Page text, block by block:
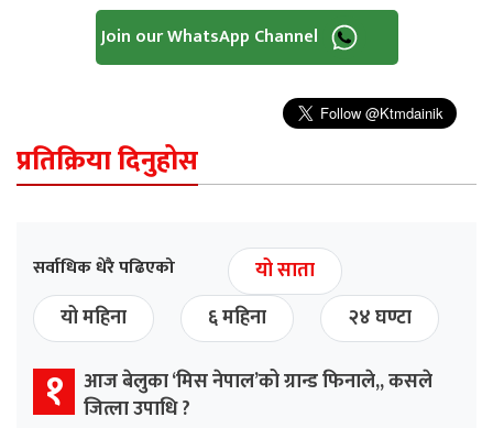
Join our WhatsApp Channel
प्रतिक्रिया दिनुहोस
सर्वाधिक धेरै पढिएको
यो साता
यो महिना
६ महिना २४ घण्टा
१ आज बेलुका ‘मिस नेपाल’को ग्रान्ड फिनाले,, कसले
जित्ला उपाधि ?